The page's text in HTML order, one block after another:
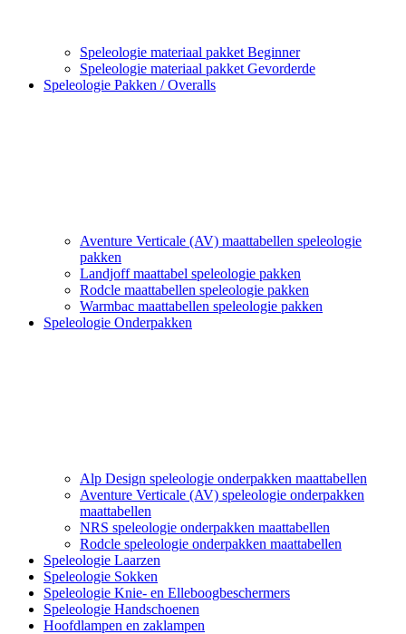
Speleologie materiaal pakket Beginner
Speleologie materiaal pakket Gevorderde
Speleologie Pakken / Overalls
Aventure Verticale (AV) maattabellen speleologie
pakken
Landjoff maattabel speleologie pakken
Rodcle maattabellen speleologie pakken
Warmbac maattabellen speleologie pakken
Speleologie Onderpakken
Alp Design speleologie onderpakken maattabellen
Aventure Verticale (AV) speleologie onderpakken
maattabellen
NRS speleologie onderpakken maattabellen
Rodcle speleologie onderpakken maattabellen
Speleologie Laarzen
Speleologie Sokken
Speleologie Knie- en Elleboogbeschermers
Speleologie Handschoenen
Hoofdlampen en zaklampen